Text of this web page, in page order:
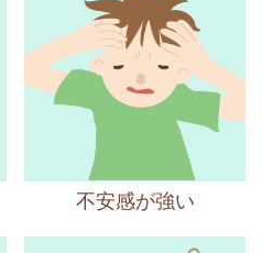
不安感が強い